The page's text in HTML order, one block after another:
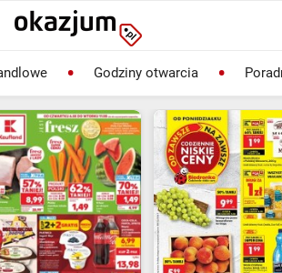
Godziny otwarcia